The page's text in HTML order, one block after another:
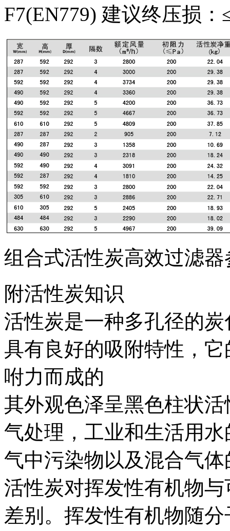
F7(EN779) 建议终压损：
组合式活性炭高效过滤
附活性炭知识
活性炭是一种多孔径的
具有良好的吸附特性，
咐力而成的
其外观色泽呈黑色柱状
气处理，工业和生活用
气中污染物以及混合气
活性炭对挥发性有机物
差别。挥发性有机物随